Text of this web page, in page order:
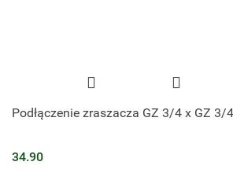
Podłączenie zraszacza GZ 3/4 x GZ 3/
34.90